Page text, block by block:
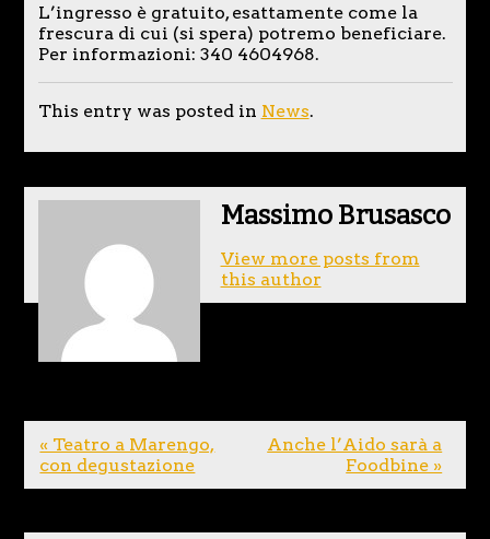
L’ingresso è gratuito, esattamente come la
frescura di cui (si spera) potremo beneficiare.
Per informazioni: 340 4604968.
This entry was posted in News.
Massimo Brusasco
View more posts from
this author
« Teatro a Marengo,
con degustazione
Anche l’Aido sarà a
Foodbine »